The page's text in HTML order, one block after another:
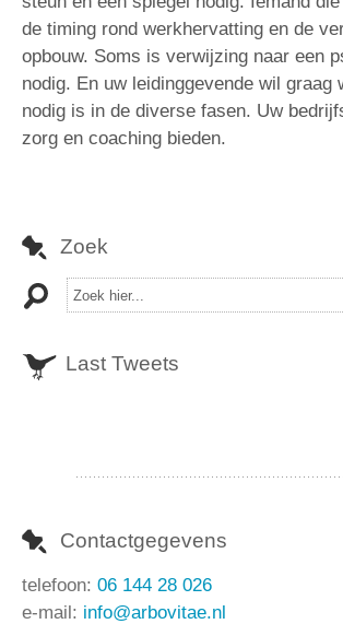
de timing rond werkhervatting en de
opbouw. Soms is verwijzing naar een
nodig. En uw leidinggevende wil graag
nodig is in de diverse fasen. Uw
zorg en coaching bieden.
Zoek
Last Tweets
Contactgegevens
telefoon: 06 144 28 026
e-mail: info@arbovitae.nl